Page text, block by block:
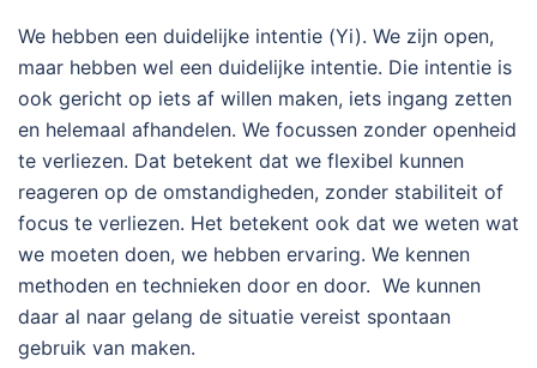
We hebben een duidelijke intentie (Yi). We zijn open,
maar hebben wel een duidelijke intentie. Die intentie is
ook gericht op iets af willen maken, iets ingang zetten
en helemaal afhandelen. We focussen zonder openheid
te verliezen. Dat betekent dat we flexibel kunnen
reageren op de omstandigheden, zonder stabiliteit of
focus te verliezen. Het betekent ook dat we weten wat
we moeten doen, we hebben ervaring. We kennen
methoden en technieken door en door. We kunnen
daar al naar gelang de situatie vereist spontaan
gebruik van maken.